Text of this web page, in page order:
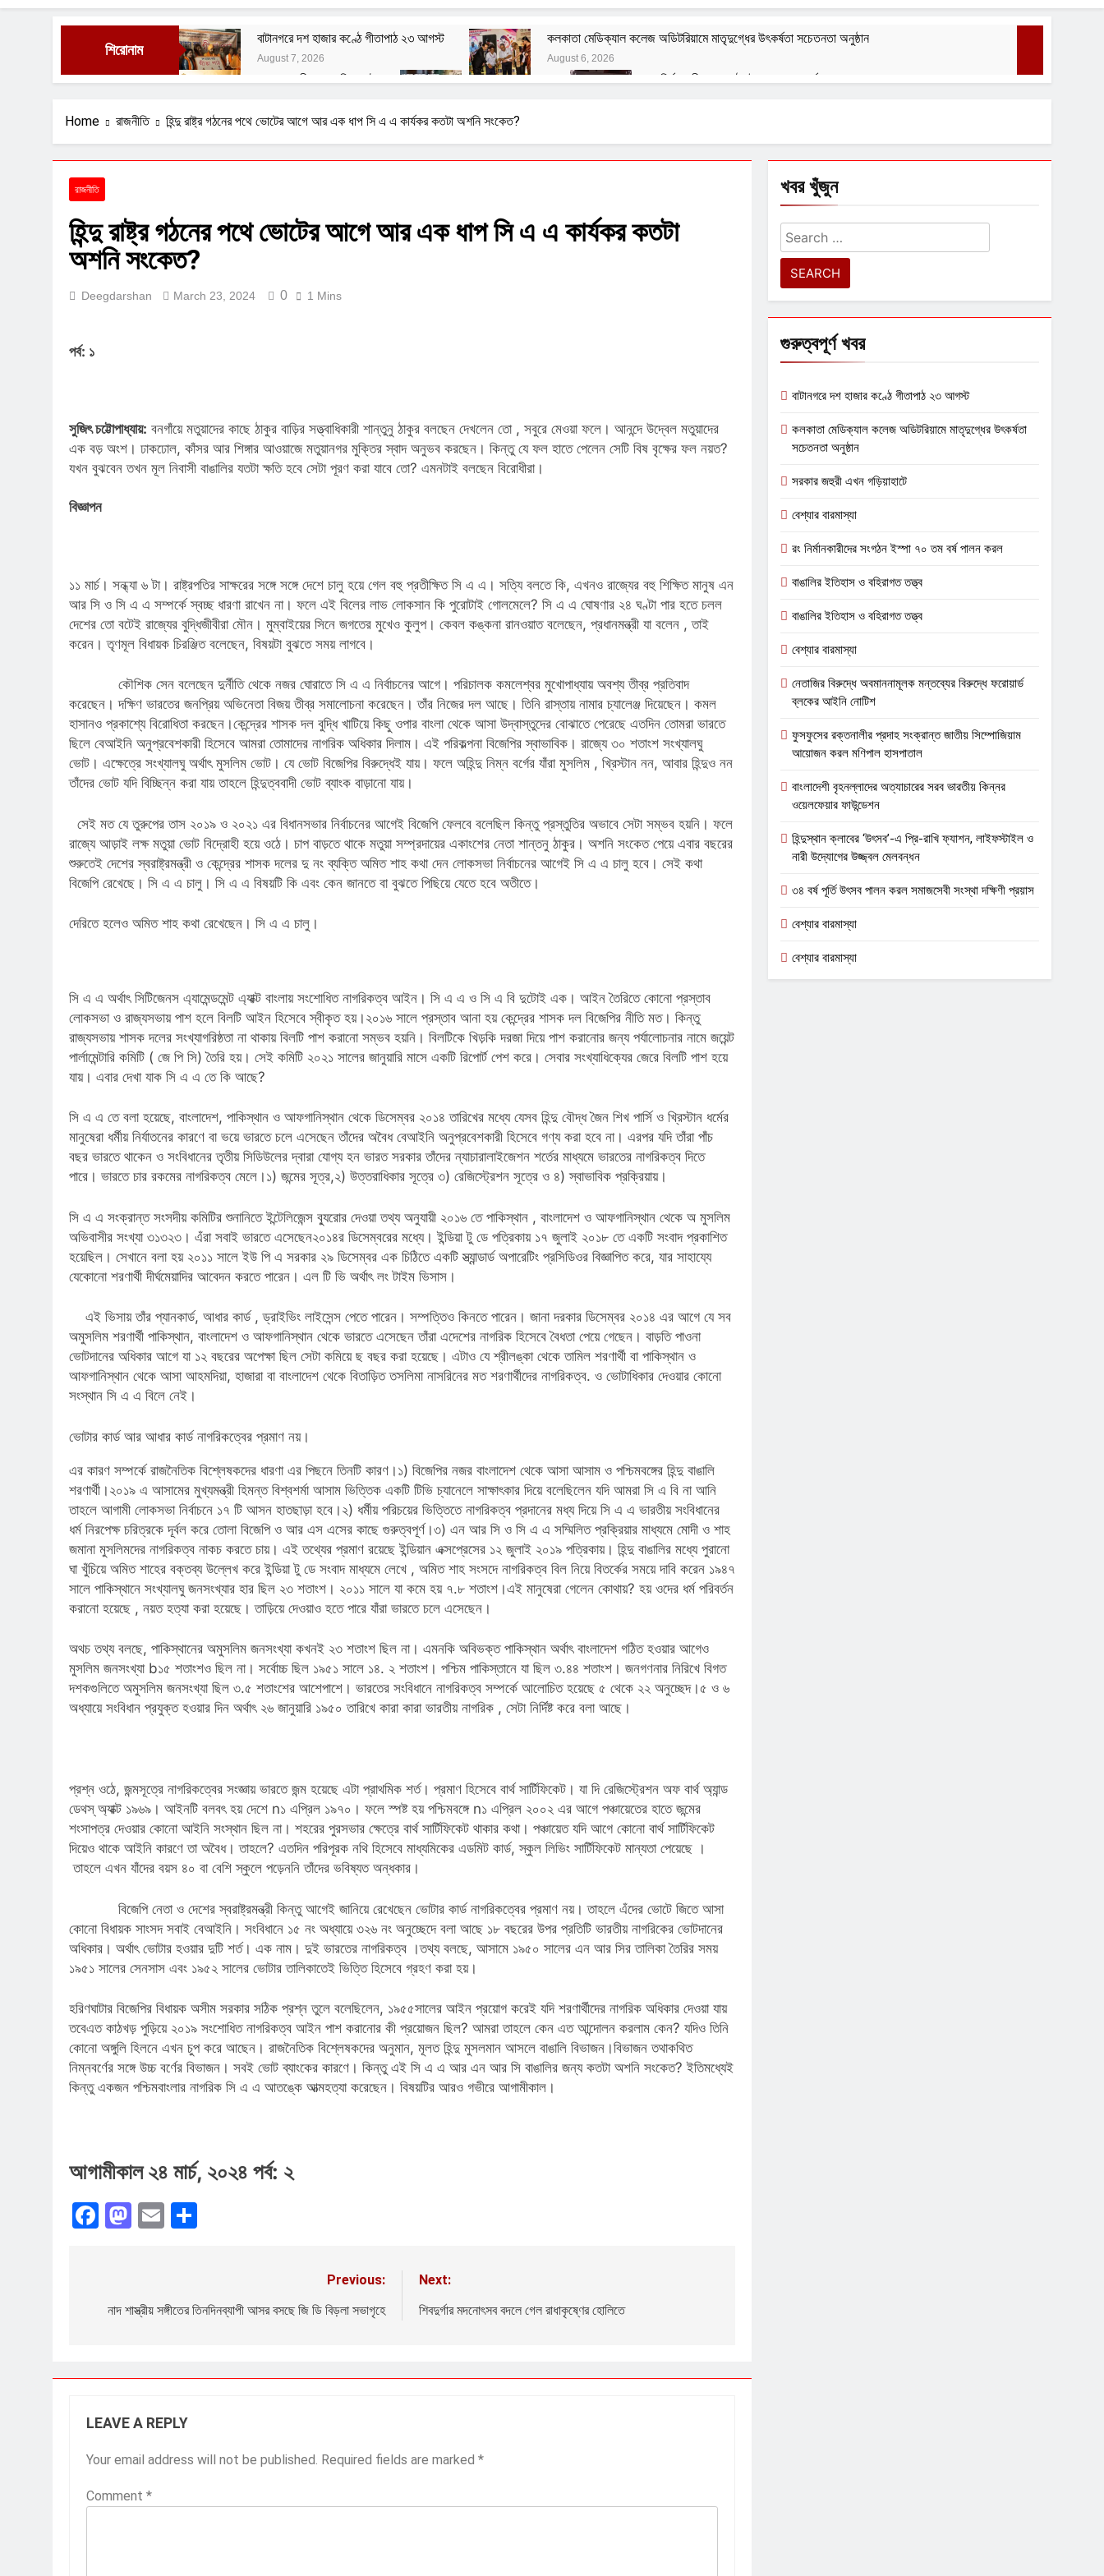
শিরোনাম
বাটানগরে দশ হাজার কণ্ঠে গীতাপাঠ ২৩ আগস্ট
August 7, 2026
কলকাতা মেডিক্যাল কলেজ অডিটরিয়ামে মাতৃদুগ্ধের উৎকর্ষতা সচেতনতা অনুষ্ঠান
August 6, 2026
সরকার জহুরী এখন গড়িয়াহাটে বেশ্যার বারমাস্যা রং নির্মানকারীদের সংগঠন ইস্পা ৭০ তম বর্ষ পালন করল
বাঙালির ইতিহাস ও বহিরাগত তত্ত্ব বাঙালির ইতিহাস ও বহিরাগত তত্ত্ব
নেতাজির বিরুদ্ধে অবমাননামূলক মন্তব্যের বিরুদ্ধে ফরোয়ার্ড ব্লকের আইনি নোটিশ
July 29, 2026
Home রাজনীতি হিন্দু রাষ্ট্র গঠনের পথে ভোটের আগে আর এক ধাপ সি এ এ কার্যকর কতটা অশনি সংকেত?
রাজনীতি
হিন্দু রাষ্ট্র গঠনের পথে ভোটের আগে আর এক ধাপ সি এ এ কার্যকর কতটা
অশনি সংকেত?
Deegdarshan March 23, 2024 0 1 Mins
পর্ব: ১
সুজিৎ চট্টোপাধ্যায়: বনগাঁয়ে মতুয়াদের কাছে ঠাকুর বাড়ির সত্ত্বাধিকারী শান্তুনু ঠাকুর বলছেন দেখলেন তো , সবুরে মেওয়া ফলে। আনন্দে উদ্বেল মতুয়াদের
এক বড় অংশ। ঢাকঢোল, কাঁসর আর শিঙ্গার আওয়াজে মতুয়ানগর মুক্তির স্বাদ অনুভব করছেন। কিন্তু যে ফল হাতে পেলেন সেটি বিষ বৃক্ষের ফল নয়ত?
যখন বুঝবেন তখন মূল নিবাসী বাঙালির যতটা ক্ষতি হবে সেটা পূরণ করা যাবে তো? এমনটাই বলছেন বিরোধীরা।
বিজ্ঞাপন
১১ মার্চ। সন্ধ্যা ৬ টা। রাষ্ট্রপতির সাক্ষরের সঙ্গে সঙ্গে দেশে চালু হয়ে গেল বহু প্রতীক্ষিত সি এ এ। সত্যি বলতে কি, এখনও রাজ্যের বহু শিক্ষিত মানুষ এন
আর সি ও সি এ এ সম্পর্কে স্বচ্ছ ধারণা রাখেন না। ফলে এই বিলের লাভ লোকসান কি পুরোটাই গোলমেলে? সি এ এ ঘোষণার ২৪ ঘণ্টা পার হতে চলল
দেশের তো বটেই রাজ্যের বুদ্ধিজীবীরা মৌন। মুম্বাইয়ের সিনে জগতের মুখেও কুলুপ। কেবল কঙ্কনা রানওয়াত বলেছেন, প্রধানমন্ত্রী যা বলেন , তাই
করেন। তৃণমূল বিধায়ক চিরঞ্জিত বলেছেন, বিষয়টা বুঝতে সময় লাগবে।
কৌশিক সেন বলেছেন দুর্নীতি থেকে নজর ঘোরাতে সি এ এ নির্বাচনের আগে। পরিচালক কমলেশ্বর মুখোপাধ্যায় অবশ্য তীব্র প্রতিবাদ
করেছেন। দক্ষিণ ভারতের জনপ্রিয় অভিনেতা বিজয় তীব্র সমালোচনা করেছেন। তাঁর নিজের দল আছে। তিনি রাস্তায় নামার চ্যালেঞ্জ দিয়েছেন। কমল
হাসানও প্রকাশ্যে বিরোধিতা করছেন।কেন্দ্রের শাসক দল বুদ্ধি খাটিয়ে কিছু ওপার বাংলা থেকে আসা উদ্বাস্তুদের বোঝাতে পেরেছে এতদিন তোমরা ভারতে
ছিলে বেআইনি অনুপ্রবেশকারী হিসেবে আমরা তোমাদের নাগরিক অধিকার দিলাম। এই পরিকল্পনা বিজেপির স্বাভাবিক। রাজ্যে ৩০ শতাংশ সংখ্যালঘু
ভোট। এক্ষেত্রে সংখ্যালঘু অর্থাৎ মুসলিম ভোট। যে ভোট বিজেপির বিরুদ্ধেই যায়। ফলে অহিন্দু নিম্ন বর্গের যাঁরা মুসলিম , খ্রিস্টান নন, আবার হিন্দুও নন
তাঁদের ভোট যদি বিচ্ছিন্ন করা যায় তাহলে হিন্দুত্ববাদী ভোট ব্যাংক বাড়ানো যায়।
সেই মত যে তুরুপের তাস ২০১৯ ও ২০২১ এর বিধানসভার নির্বাচনের আগেই বিজেপি ফেলবে বলেছিল কিন্তু প্রস্তুতির অভাবে সেটা সম্ভব হয়নি। ফলে
রাজ্যে আড়াই লক্ষ মতুয়া ভোট বিদ্রোহী হয়ে ওঠে। চাপ বাড়তে থাকে মতুয়া সম্প্রদায়ের একাংশের নেতা শান্তনু ঠাকুর। অশনি সংকেত পেয়ে এবার বছরের
শুরুতেই দেশের স্বরাষ্ট্রমন্ত্রী ও কেন্দ্রের শাসক দলের দু নং ব্যক্তি অমিত শাহ কথা দেন লোকসভা নির্বাচনের আগেই সি এ এ চালু হবে। সেই কথা
বিজেপি রেখেছে। সি এ এ চালু। সি এ এ বিষয়টি কি এবং কেন জানতে বা বুঝতে পিছিয়ে যেতে হবে অতীতে।
দেরিতে হলেও অমিত শাহ কথা রেখেছেন। সি এ এ চালু।
সি এ এ অর্থাৎ সিটিজেনস এ্যামেন্ডমেন্ট এ্যাক্ট বাংলায় সংশোধিত নাগরিকত্ব আইন। সি এ এ ও সি এ বি দুটোই এক। আইন তৈরিতে কোনো প্রস্তাব
লোকসভা ও রাজ্যসভায় পাশ হলে বিলটি আইন হিসেবে স্বীকৃত হয়।২০১৬ সালে প্রস্তাব আনা হয় কেন্দ্রের শাসক দল বিজেপির নীতি মত। কিন্তু
রাজ্যসভায় শাসক দলের সংখ্যাগরিষ্ঠতা না থাকায় বিলটি পাশ করানো সম্ভব হয়নি। বিলটিকে খিড়কি দরজা দিয়ে পাশ করানোর জন্য পর্যালোচনার নামে জয়েন্ট
পার্লামেন্টারি কমিটি ( জে পি সি) তৈরি হয়। সেই কমিটি ২০২১ সালের জানুয়ারি মাসে একটি রিপোর্ট পেশ করে। সেবার সংখ্যাধিক্যের জেরে বিলটি পাশ হয়ে
যায়। এবার দেখা যাক সি এ এ তে কি আছে?
সি এ এ তে বলা হয়েছে, বাংলাদেশ, পাকিস্থান ও আফগানিস্থান থেকে ডিসেম্বর ২০১৪ তারিখের মধ্যে যেসব হিন্দু বৌদ্ধ জৈন শিখ পার্সি ও খ্রিস্টান ধর্মের
মানুষেরা ধর্মীয় নির্যাতনের কারণে বা ভয়ে ভারতে চলে এসেছেন তাঁদের অবৈধ বেআইনি অনুপ্রবেশকারী হিসেবে গণ্য করা হবে না। এরপর যদি তাঁরা পাঁচ
বছর ভারতে থাকেন ও সংবিধানের তৃতীয় সিডিউলের দ্বারা যোগ্য হন ভারত সরকার তাঁদের ন্যাচারালাইজেশন শর্তের মাধ্যমে ভারতের নাগরিকত্ব দিতে
পারে। ভারতে চার রকমের নাগরিকত্ব মেলে।১) জন্মের সূত্র,২) উত্তরাধিকার সূত্রে ৩) রেজিস্ট্রেশন সূত্রে ও ৪) স্বাভাবিক প্রক্রিয়ায়।
সি এ এ সংক্রান্ত সংসদীয় কমিটির শুনানিতে ইন্টেলিজেন্স ব্যুরোর দেওয়া তথ্য অনুযায়ী ২০১৬ তে পাকিস্থান , বাংলাদেশ ও আফগানিস্থান থেকে অ মুসলিম
অভিবাসীর সংখ্যা ৩১৩২৩। এঁরা সবাই ভারতে এসেছেন২০১৪র ডিসেম্বরের মধ্যে। ইন্ডিয়া টু ডে পত্রিকায় ১৭ জুলাই ২০১৮ তে একটি সংবাদ প্রকাশিত
হয়েছিল। সেখানে বলা হয় ২০১১ সালে ইউ পি এ সরকার ২৯ ডিসেম্বর এক চিঠিতে একটি স্ত্যান্ডার্ড অপারেটিং প্রসিডিওর বিজ্ঞাপিত করে, যার সাহায্যে
যেকোনো শরণার্থী দীর্ঘমেয়াদির আবেদন করতে পারেন। এল টি ভি অর্থাৎ লং টাইম ভিসাস।
এই ভিসায় তাঁর প্যানকার্ড, আধার কার্ড , ড্রাইভিং লাইসেন্স পেতে পারেন। সম্পত্তিও কিনতে পারেন। জানা দরকার ডিসেম্বর ২০১৪ এর আগে যে সব
অমুসলিম শরণার্থী পাকিস্থান, বাংলাদেশ ও আফগানিস্থান থেকে ভারতে এসেছেন তাঁরা এদেশের নাগরিক হিসেবে বৈধতা পেয়ে গেছেন। বাড়তি পাওনা
ভোটদানের অধিকার আগে যা ১২ বছরের অপেক্ষা ছিল সেটা কমিয়ে ছ বছর করা হয়েছে। এটাও যে শ্রীলঙ্কা থেকে তামিল শরণার্থী বা পাকিস্থান ও
আফগানিস্থান থেকে আসা আহমদিয়া, হাজারা বা বাংলাদেশ থেকে বিতাড়িত তসলিমা নাসরিনের মত শরণার্থীদের নাগরিকত্ব. ও ভোটাধিকার দেওয়ার কোনো
সংস্থান সি এ এ বিলে নেই।
ভোটার কার্ড আর আধার কার্ড নাগরিকত্বের প্রমাণ নয়।
এর কারণ সম্পর্কে রাজনৈতিক বিশ্লেষকদের ধারণা এর পিছনে তিনটি কারণ।১) বিজেপির নজর বাংলাদেশ থেকে আসা আসাম ও পশ্চিমবঙ্গের হিন্দু বাঙালি
শরণার্থী।২০১৯ এ আসামের মুখ্যমন্ত্রী হিমন্ত বিশ্বশর্মা আসাম ভিত্তিক একটি টিভি চ্যানেলে সাক্ষাৎকার দিয়ে বলেছিলেন যদি আমরা সি এ বি না আনি
তাহলে আগামী লোকসভা নির্বাচনে ১৭ টি আসন হাতছাড়া হবে।২) ধর্মীয় পরিচয়ের ভিত্তিতে নাগরিকত্ব প্রদানের মধ্য দিয়ে সি এ এ ভারতীয় সংবিধানের
ধর্ম নিরপেক্ষ চরিত্রকে দূর্বল করে তোলা বিজেপি ও আর এস এসের কাছে গুরুত্বপূর্ণ।৩) এন আর সি ও সি এ এ সম্মিলিত প্রক্রিয়ার মাধ্যমে মোদী ও শাহ
জমানা মুসলিমদের নাগরিকত্ব নাকচ করতে চায়। এই তথ্যের প্রমাণ রয়েছে ইন্ডিয়ান এক্সপ্রেসের ১২ জুলাই ২০১৯ পত্রিকায়। হিন্দু বাঙালির মধ্যে পুরানো
ঘা খুঁচিয়ে অমিত শাহের বক্তব্য উল্লেখ করে ইন্ডিয়া টু ডে সংবাদ মাধ্যমে লেখে , অমিত শাহ সংসদে নাগরিকত্ব বিল নিয়ে বিতর্কের সময়ে দাবি করেন ১৯৪৭
সালে পাকিস্থানে সংখ্যালঘু জনসংখ্যার হার ছিল ২৩ শতাংশ। ২০১১ সালে যা কমে হয় ৭.৮ শতাংশ।এই মানুষেরা গেলেন কোথায়? হয় ওদের ধর্ম পরিবর্তন
করানো হয়েছে , নয়ত হত্যা করা হয়েছে। তাড়িয়ে দেওয়াও হতে পারে যাঁরা ভারতে চলে এসেছেন।
অথচ তথ্য বলছে, পাকিস্থানের অমুসলিম জনসংখ্যা কখনই ২৩ শতাংশ ছিল না। এমনকি অবিভক্ত পাকিস্থান অর্থাৎ বাংলাদেশ গঠিত হওয়ার আগেও
মুসলিম জনসংখ্যা b১৫ শতাংশও ছিল না। সর্বোচ্চ ছিল ১৯৫১ সালে ১৪. ২ শতাংশ। পশ্চিম পাকিস্তানে যা ছিল ৩.৪৪ শতাংশ। জনগণনার নিরিখে বিগত
দশকগুলিতে অমুসলিম জনসংখ্যা ছিল ৩.৫ শতাংশের আশেপাশে। ভারতের সংবিধানে নাগরিকত্ব সম্পর্কে আলোচিত হয়েছে ৫ থেকে ২২ অনুচ্ছেদ।৫ ও ৬
অধ্যায়ে সংবিধান প্রযুক্ত হওয়ার দিন অর্থাৎ ২৬ জানুয়ারি ১৯৫০ তারিখে কারা কারা ভারতীয় নাগরিক , সেটা নির্দিষ্ট করে বলা আছে।
প্রশ্ন ওঠে, জন্মসূত্রে নাগরিকত্বের সংজ্ঞায় ভারতে জন্ম হয়েছে এটা প্রাথমিক শর্ত। প্রমাণ হিসেবে বার্থ সার্টিফিকেট। যা দি রেজিস্ট্রেশন অফ বার্থ অ্যান্ড
ডেথস্ অ্যাক্ট ১৯৬৯। আইনটি বলবৎ হয় দেশে n১ এপ্রিল ১৯৭০। ফলে স্পষ্ট হয় পশ্চিমবঙ্গে n১ এপ্রিল ২০০২ এর আগে পঞ্চায়েতের হাতে জন্মের
শংসাপত্র দেওয়ার কোনো আইনি সংস্থান ছিল না। শহরের পুরসভার ক্ষেত্রে বার্থ সার্টিফিকেট থাকার কথা। পঞ্চায়েত যদি আগে কোনো বার্থ সার্টিফিকেট
দিয়েও থাকে আইনি কারণে তা অবৈধ। তাহলে? এতদিন পরিপূরক নথি হিসেবে মাধ্যমিকের এডমিট কার্ড, স্কুল লিভিং সার্টিফিকেট মান্যতা পেয়েছে ।
তাহলে এখন যাঁদের বয়স ৪০ বা বেশি স্কুলে পড়েননি তাঁদের ভবিষ্যত অন্ধকার।
বিজেপি নেতা ও দেশের স্বরাষ্ট্রমন্ত্রী কিন্তু আগেই জানিয়ে রেখেছেন ভোটার কার্ড নাগরিকত্বের প্রমাণ নয়। তাহলে এঁদের ভোটে জিতে আসা
কোনো বিধায়ক সাংসদ সবাই বেআইনি। সংবিধানে ১৫ নং অধ্যায়ে ৩২৬ নং অনুচ্ছেদে বলা আছে ১৮ বছরের উপর প্রতিটি ভারতীয় নাগরিকের ভোটদানের
অধিকার। অর্থাৎ ভোটার হওয়ার দুটি শর্ত। এক নাম। দুই ভারতের নাগরিকত্ব ।তথ্য বলছে, আসামে ১৯৫০ সালের এন আর সির তালিকা তৈরির সময়
১৯৫১ সালের সেনসাস এবং ১৯৫২ সালের ভোটার তালিকাতেই ভিত্তি হিসেবে গ্রহণ করা হয়।
হরিণঘাটার বিজেপির বিধায়ক অসীম সরকার সঠিক প্রশ্ন তুলে বলেছিলেন, ১৯৫৫সালের আইন প্রয়োগ করেই যদি শরণার্থীদের নাগরিক অধিকার দেওয়া যায়
তবেএত কাঠখড় পুড়িয়ে ২০১৯ সংশোধিত নাগরিকত্ব আইন পাশ করানোর কী প্রয়োজন ছিল? আমরা তাহলে কেন এত আন্দোলন করলাম কেন? যদিও তিনি
কোনো অঙ্গুলি হিলনে এখন চুপ করে আছেন। রাজনৈতিক বিশ্লেষকদের অনুমান, মূলত হিন্দু মুসলমান আসলে বাঙালি বিভাজন।বিভাজন তথাকথিত
নিম্নবর্ণের সঙ্গে উচ্চ বর্ণের বিভাজন। সবই ভোট ব্যাংকের কারণে। কিন্তু এই সি এ এ আর এন আর সি বাঙালির জন্য কতটা অশনি সংকেত? ইতিমধ্যেই
কিন্তু একজন পশ্চিমবাংলার নাগরিক সি এ এ আতঙ্কে আত্মহত্যা করেছেন। বিষয়টির আরও গভীরে আগামীকাল।
আগামীকাল ২৪ মার্চ, ২০২৪ পর্ব: ২
Facebook
Mastodon
Email
navigation
Previous:
নাদ শাস্ত্রীয় সঙ্গীতের তিনদিনব্যাপী আসর বসছে জি ডি বিড়লা সভাগৃহে
Next:
শিবদুর্গার মদনোৎসব বদলে গেল রাধাকৃষ্ণের হোলিতে
LEAVE A REPLY
Your email address will not be published. Required fields are marked *
Comment *
খবর খুঁজুন
Search
for:
গুরুত্বপূর্ণ খবর
বাটানগরে দশ হাজার কণ্ঠে গীতাপাঠ ২৩ আগস্ট
কলকাতা মেডিক্যাল কলেজ অডিটরিয়ামে মাতৃদুগ্ধের উৎকর্ষতা
সচেতনতা অনুষ্ঠান
সরকার জহুরী এখন গড়িয়াহাটে
বেশ্যার বারমাস্যা
রং নির্মানকারীদের সংগঠন ইস্পা ৭০ তম বর্ষ পালন করল
বাঙালির ইতিহাস ও বহিরাগত তত্ত্ব
বাঙালির ইতিহাস ও বহিরাগত তত্ত্ব
বেশ্যার বারমাস্যা
নেতাজির বিরুদ্ধে অবমাননামূলক মন্তব্যের বিরুদ্ধে ফরোয়ার্ড
ব্লকের আইনি নোটিশ
ফুসফুসের রক্তনালীর প্রদাহ সংক্রান্ত জাতীয় সিম্পোজিয়াম
আয়োজন করল মণিপাল হাসপাতাল
বাংলাদেশী বৃহনল্লাদের অত্যাচারের সরব ভারতীয় কিন্নর
ওয়েলফেয়ার ফাউন্ডেশন
হিন্দুস্থান ক্লাবের ‘উৎসব’-এ প্রি-রাখি ফ্যাশন, লাইফস্টাইল ও
নারী উদ্যোগের উজ্জ্বল মেলবন্ধন
৩৪ বর্ষ পূর্তি উৎসব পালন করল সমাজসেবী সংস্থা দক্ষিণী প্রয়াস
বেশ্যার বারমাস্যা
বেশ্যার বারমাস্যা